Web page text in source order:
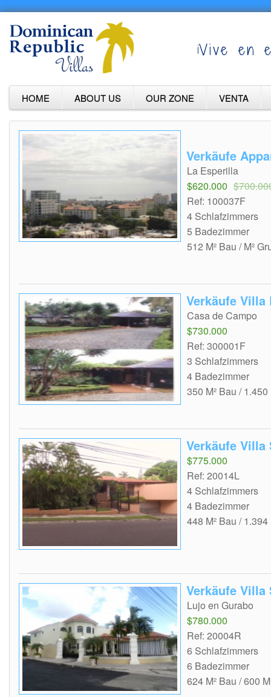
¡Vive en
HOME ABOUT US OUR ZONE VENTA
Verkäufe
La Esperilla
$620.000
Ref: 100037F
4 Schlafzimmers
5 Badezimmer
512 M² Bau / M²
Verkäufe Villa
Casa de Campo
$730.000
Ref: 300001F
3 Schlafzimmers
4 Badezimmer
350 M² Bau /
Verkäufe Villa
$775.000
Ref: 20014L
4 Schlafzimmers
4 Badezimmer
448 M² Bau /
Verkäufe Villa
Lujo en Gurabo
$780.000
Ref: 20004R
6 Schlafzimmers
6 Badezimmer
624 M² Bau / 600